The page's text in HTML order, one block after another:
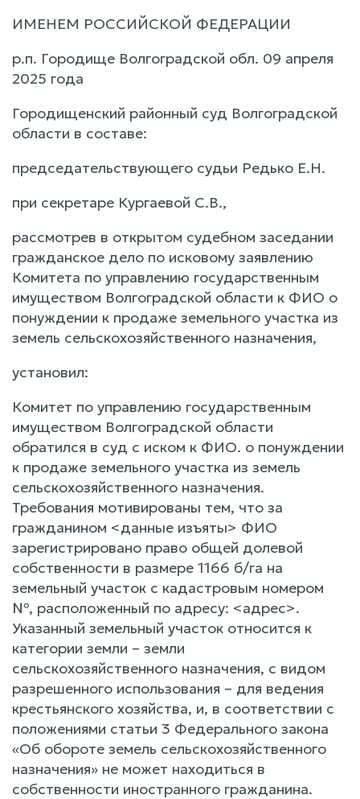
ИМЕНЕМ РОССИЙСКОЙ ФЕДЕРАЦИИ
р.п. Городище Волгоградской обл. 09 апреля
2025 года
Городищенский районный суд Волгоградской
области в составе:
председательствующего судьи Редько Е.Н.
при секретаре Кургаевой С.В.,
рассмотрев в открытом судебном заседании
гражданское дело по исковому заявлению
Комитета по управлению государственным
имуществом Волгоградской области к ФИО о
понуждении к продаже земельного участка из
земель сельскохозяйственного назначения,
установил:
Комитет по управлению государственным
имуществом Волгоградской области
обратился в суд с иском к ФИО. о понуждении
к продаже земельного участка из земель
сельскохозяйственного назначения.
Требования мотивированы тем, что за
гражданином <данные изъяты> ФИО
зарегистрировано право общей долевой
собственности в размере 1166 б/га на
земельный участок с кадастровым номером
№, расположенный по адресу: <адрес>.
Указанный земельный участок относится к
категории земли – земли
сельскохозяйственного назначения, с видом
разрешенного использования – для ведения
крестьянского хозяйства, и, в соответствии с
положениями статьи 3 Федерального закона
«Об обороте земель сельскохозяйственного
назначения» не может находиться в
собственности иностранного гражданина.